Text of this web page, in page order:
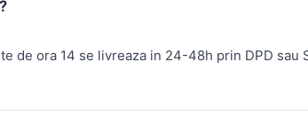
de ora 14 se livreaza in 24-48h prin DPD sau